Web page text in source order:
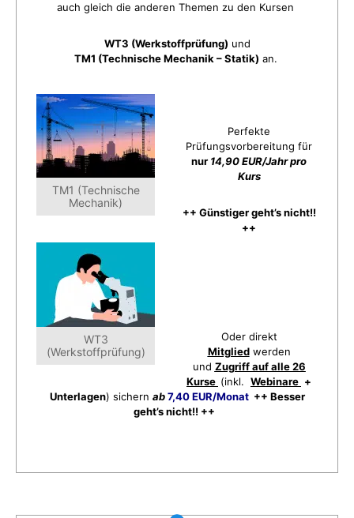
auch gleich die anderen Themen zu den Kursen
WT3 (Werkstoffprüfung) und
TM1 (Technische Mechanik – Statik) an.
TM1 (Technische
Mechanik)
WT3
(Werkstoffprüfung)
Perfekte
Prüfungsvorbereitung für
nur 14,90 EUR/Jahr pro
Kurs
++ Günstiger geht’s nicht!!
++
Oder direkt
Mitgliedwerden
und Zugriff auf alle 26
Kurse (inkl. Webinare +
Unterlagen) sichern ab7,40 EUR/Monat++ Besser
geht’s nicht!! ++